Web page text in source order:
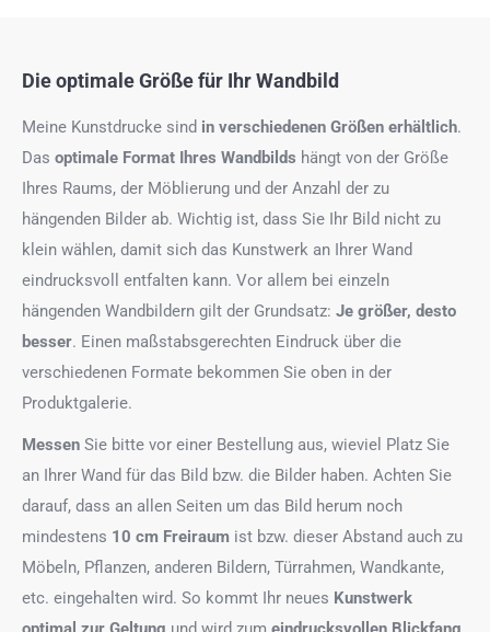
Die optimale Größe für Ihr Wandbild
Meine Kunstdrucke sind in verschiedenen Größen erhältlich.
Das optimale Format Ihres Wandbilds hängt von der Größe
Ihres Raums, der Möblierung und der Anzahl der zu
hängenden Bilder ab. Wichtig ist, dass Sie Ihr Bild nicht zu
klein wählen, damit sich das Kunstwerk an Ihrer Wand
eindrucksvoll entfalten kann. Vor allem bei einzeln
hängenden Wandbildern gilt der Grundsatz: Je größer, desto
besser. Einen maßstabsgerechten Eindruck über die
verschiedenen Formate bekommen Sie oben in der
Produktgalerie.
Messen Sie bitte vor einer Bestellung aus, wieviel Platz Sie
an Ihrer Wand für das Bild bzw. die Bilder haben. Achten Sie
darauf, dass an allen Seiten um das Bild herum noch
mindestens 10 cm Freiraum ist bzw. dieser Abstand auch zu
Möbeln, Pflanzen, anderen Bildern, Türrahmen, Wandkante,
etc. eingehalten wird. So kommt Ihr neues Kunstwerk